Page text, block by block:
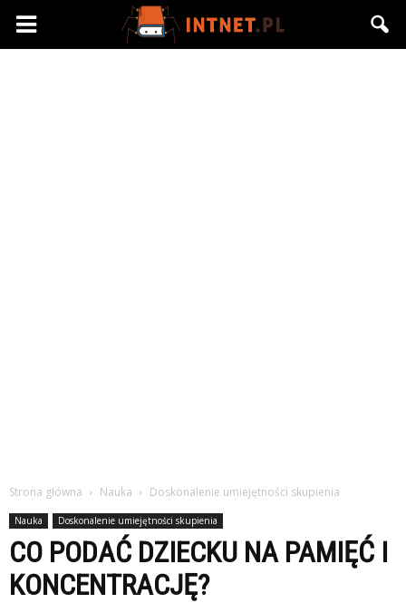
Intnet.pl
Strona główna Nauka Doskonalenie umiejętności skupienia
Nauka Doskonalenie umiejętności skupienia
CO PODAĆ DZIECKU NA PAMIĘĆ I
KONCENTRACJĘ?